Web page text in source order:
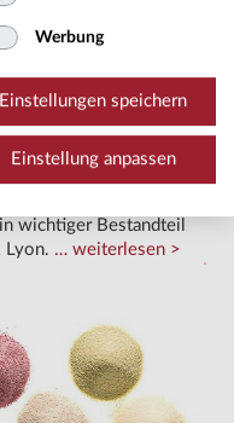
& BLÜTEN
wichtiger Bestandteil
Lyon.
weiterlesen
Werbung
Einstellungen speichern
Einstellung anpassen